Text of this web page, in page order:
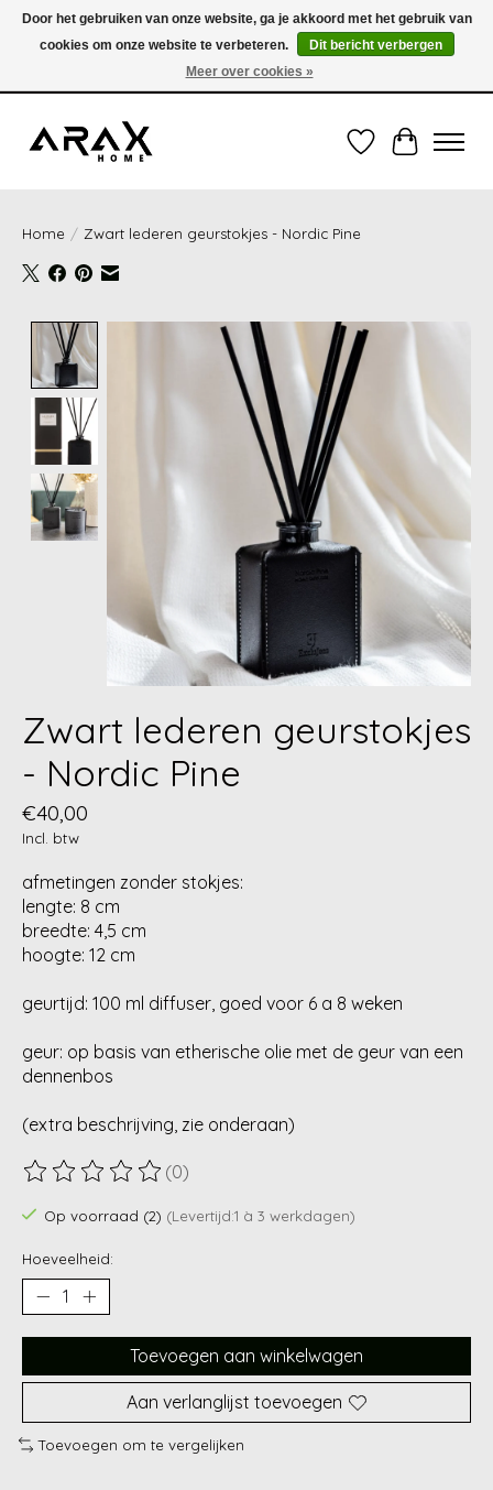
VERZENDING TUSSEN 1 en 3 WERKDAGEN - GRATIS VERZENDING VANAF 35,00€
(onder de 35,00€ = 3,95€ verzendkosten) OF OPHALEN IN DE WINKEL OOK
Verlanglijst
Home / Zwart lederen geurstokjes - Nordic Pine
Product image slideshow Items
Zwart lederen geurstokjes
- Nordic Pine
€40,00
Incl. btw
afmetingen zonder stokjes:
lengte: 8 cm
breedte: 4,5 cm
hoogte: 12 cm
geurtijd: 100 ml diffuser, goed voor 6 a 8 weken
geur: op basis van etherische olie met de geur van een
dennenbos
(extra beschrijving, zie onderaan)
De beoordeling van dit product is
(0)
Op voorraad (2) (Levertijd:1 à 3 werkdagen)
Hoeveelheid:
Toevoegen aan winkelwagen
Aan verlanglijst toevoegen
Toevoegen om te vergelijken
Door het gebruiken van onze website, ga je akkoord met het gebruik van
cookies om onze website te verbeteren.
Dit bericht verbergen
Meer over cookies »